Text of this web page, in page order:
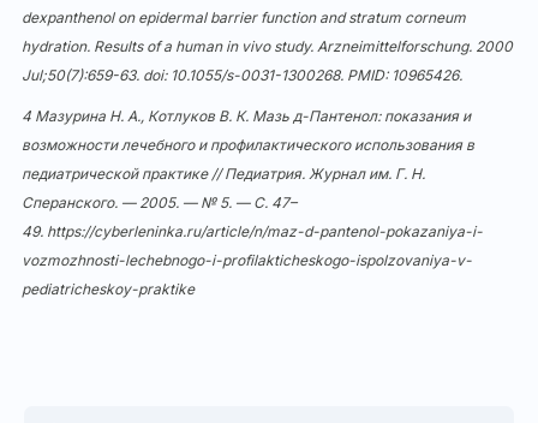
dexpanthenol on epidermal barrier function and stratum corneum
hydration. Results of a human in vivo study. Arzneimittelforschung. 2000
Jul;50(7):659-63. doi: 10.1055/s-0031-1300268. PMID: 10965426.
4 Мазурина Н. А., Котлуков В. К. Мазь д-Пантенол: показания и
возможности лечебного и профилактического использования в
педиатрической практике // Педиатрия. Журнал им. Г. Н.
Сперанского. — 2005. — № 5. — С. 47–
49. https://cyberleninka.ru/article/n/maz-d-pantenol-pokazaniya-i-
vozmozhnosti-lechebnogo-i-profilakticheskogo-ispolzovaniya-v-
pediatricheskoy-praktike